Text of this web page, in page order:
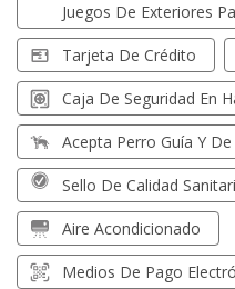
Juegos De Exteriores
Tarjeta De Crédito
Caja De Seguridad En
Acepta Perro Guía Y
Sello De Calidad
Aire Acondicionado
Medios De Pago